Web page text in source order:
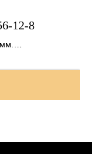
12-8